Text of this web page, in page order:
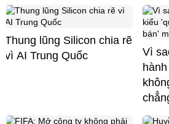
Thung lũng Silicon chia rẽ
vì AI Trung Quốc
Vì